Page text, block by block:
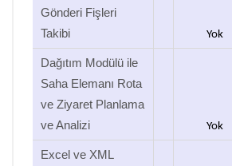
Gönderi Fişleri
Takibi
Yok
Dağıtım Modülü ile
Saha Elemanı Rota
ve Ziyaret Planlama
ve Analizi
Yok
Excel ve XML